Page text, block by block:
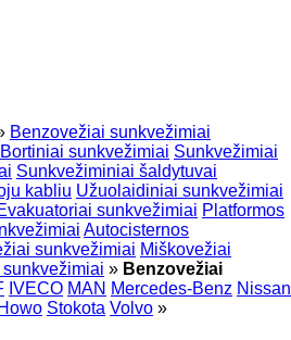
Benzovežiai sunkvežimiai
Bortiniai sunkvežimiai Sunkvežimiai
Sunkvežiminiai šaldytuvai
kabliu Užuolaidiniai sunkvežimiai
sunkvežimiai Platformos
Autocisternos
sunkvežimiai Miškovežiai
» Benzovežiai
IVECO MAN Mercedes-Benz Nissan
Stokota Volvo »